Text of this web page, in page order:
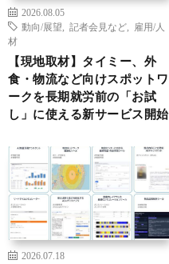
2026.08.05
動向/展望
記者会見など
雇用/人
材
【現地取材】タイミー、外
食・物流など向けスポットワ
ークを長期就労前の「お試
し」に使える新サービス開始
2026.07.18